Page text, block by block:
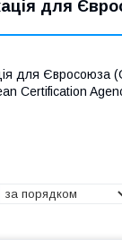
для
для Євросоюза
Certification